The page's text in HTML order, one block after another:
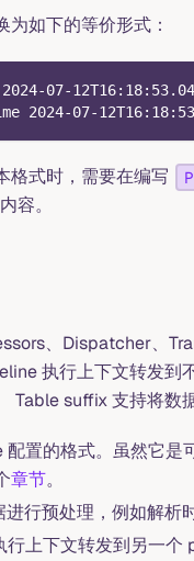
如下的等价形式：
07-
2024-07-
格式时，需要在编写
容。
、Dispatcher、
执行上下文转发到
Table suffix 支持将数
置的格式。虽然它
章节。
行预处理，例如解析
上下文转发到另一